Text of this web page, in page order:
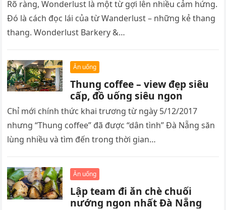
Rõ ràng, Wonderlust là một từ gợi lên nhiều cảm hứng.
Đó là cách đọc lái của từ Wanderlust – những kẻ thang
thang. Wonderlust Barkery &…
Ăn uống
Thung coffee – view đẹp siêu
cấp, đồ uống siêu ngon
Chỉ mới chính thức khai trương từ ngày 5/12/2017
nhưng “Thung coffee” đã được “dân tình” Đà Nẵng săn
lùng nhiều và tìm đến trong thời gian…
Ăn uống
Lập team đi ăn chè chuối
nướng ngon nhất Đà Nẵng